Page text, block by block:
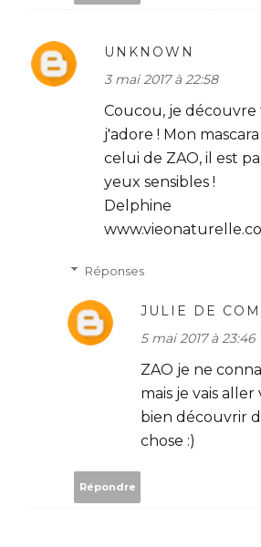
UNKNOWN
3 mai 2017 à 22:58
Coucou, je
j'adore ! Mon
celui de ZAO, il est
yeux sensibles !
Delphine
Réponses
JULIE DE
5 mai 2017 à 23:46
ZAO je ne
mais je vais aller
bien découvrir
chose :)
Répondre